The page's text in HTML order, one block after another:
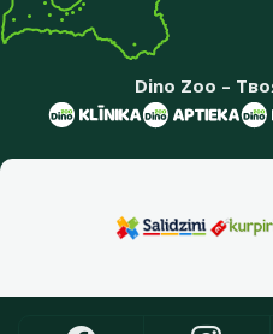
Dino Zoo –